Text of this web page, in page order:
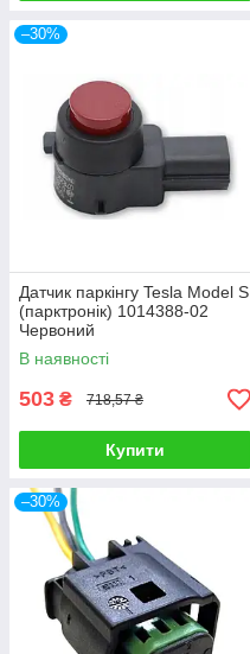
–30%
Датчик паркінгу Tesla Model S
(парктронік) 1014388-02
Червоний
В наявності
503 ₴ 718,57 ₴
Купити
–30%